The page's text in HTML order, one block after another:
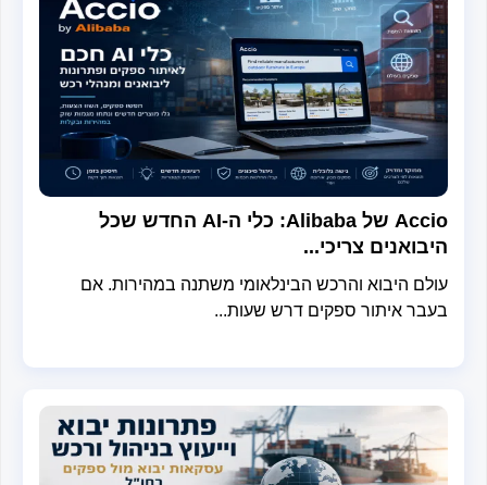
Accio של Alibaba: כלי ה-AI החדש שכל
צריכי...
היבוא והרכש הבינלאומי משתנה במהירות. אם
איתור ספקים דרש שעות...